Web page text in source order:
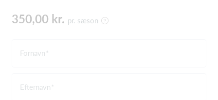
350,00 kr. pr. sæson
Fornavn
Efternavn